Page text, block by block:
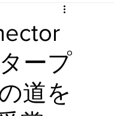
DeFi
開発者向け
ープ
道を